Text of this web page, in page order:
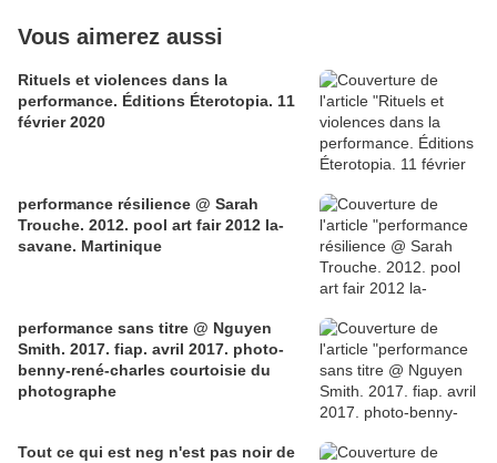
Vous aimerez aussi
Rituels et violences dans la
performance. Éditions Éterotopia. 11
février 2020
performance résilience @ Sarah
Trouche. 2012. pool art fair 2012 la-
savane. Martinique
performance sans titre @ Nguyen
Smith. 2017. fiap. avril 2017. photo-
benny-rené-charles courtoisie du
photographe
Tout ce qui est neg n'est pas noir de